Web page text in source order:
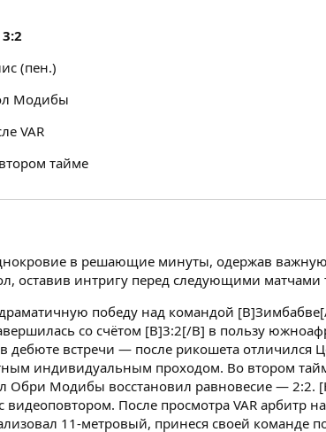
(пен.)
Модибы
VAR
тайме
в решающие минуты, одержав
оставив интригу перед следующими матчами
победу над командой
со счётом [B]3:2[/B] в пользу
дебюте встречи — после рикошета отличился
индивидуальным проходом. Во втором
Модибы восстановил равновесие — 2:2.
После просмотра VAR арбитр
11-метровый, принеся своей команде